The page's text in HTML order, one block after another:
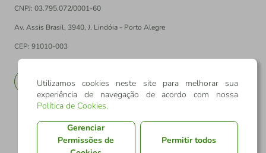
CNPJ: 03.795.072/0001-60
Av. Assis Brasil, 3940, J. Lindóia - Porto Alegre
CEP: 91010-003
EN
Utilizamos cookies neste site para melhorar sua
experiência de navegação de acordo com nossa
Política de Cookies.
Gerenciar
Permissões de
Permitir todos